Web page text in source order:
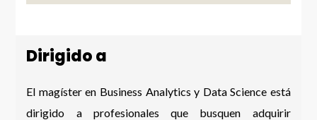
Dirigido a
El magíster en Business Analytics y Data Science está
dirigido a profesionales que busquen adquirir